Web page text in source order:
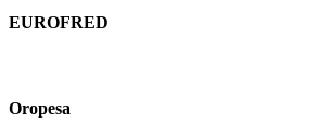
EUROFRED
Oropesa